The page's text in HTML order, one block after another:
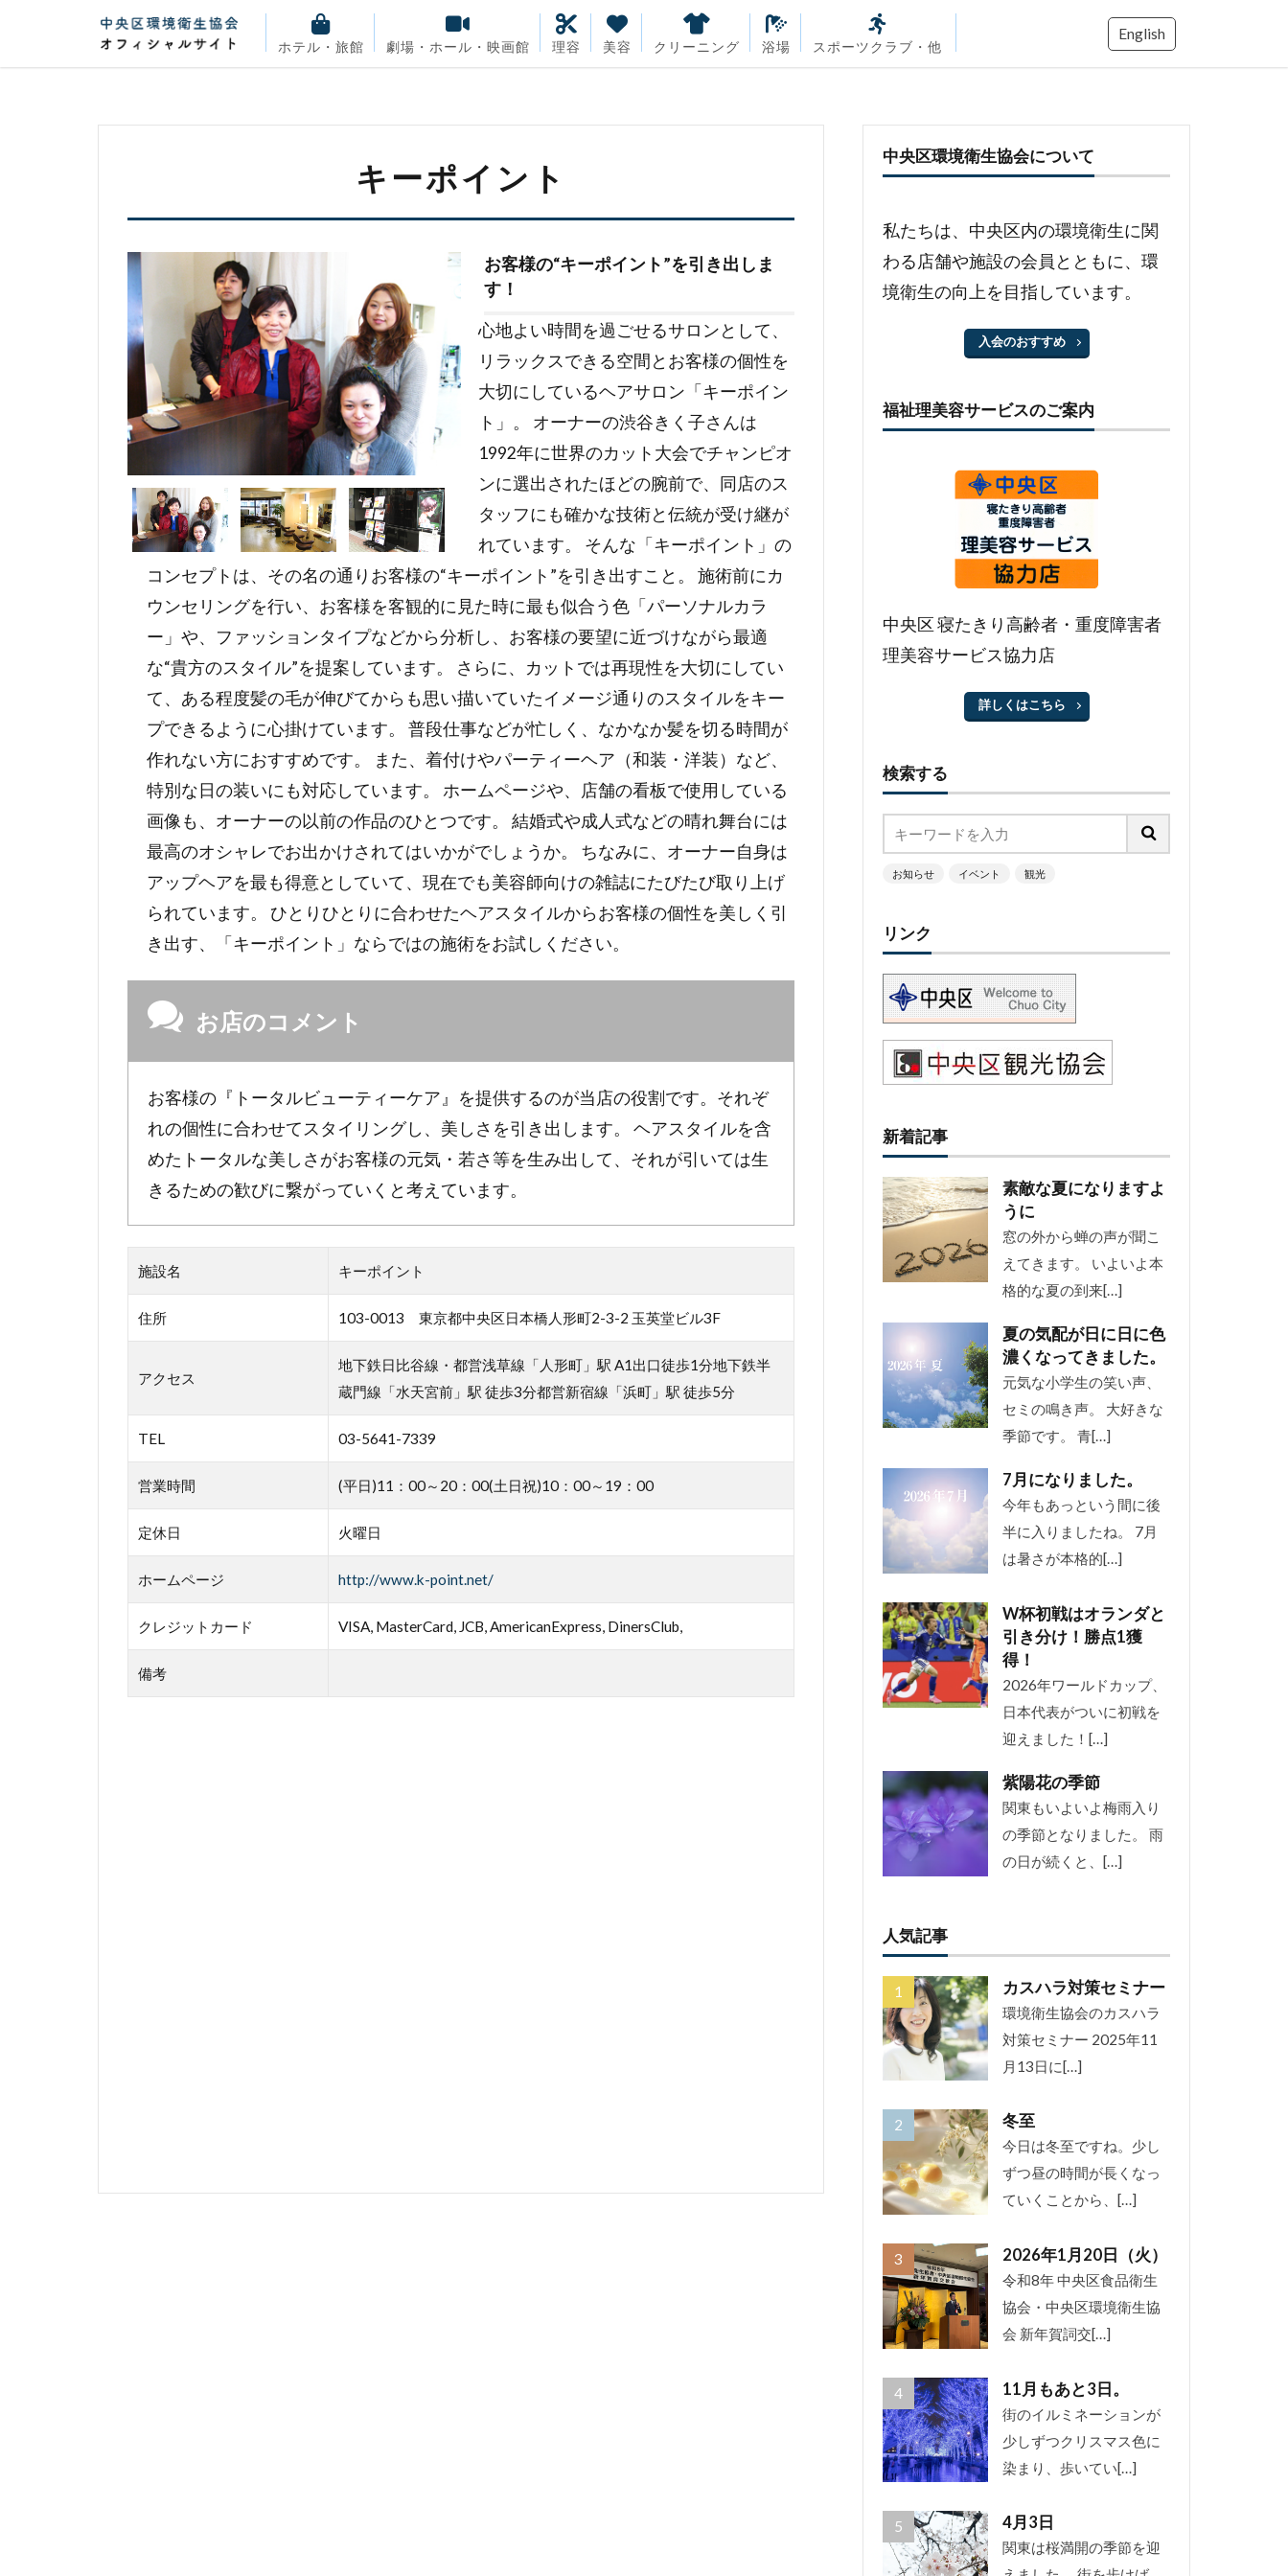
ホテル・旅館 劇場・ホール・映画館 理容 美容 クリーニング 浴場 スポーツクラブ・他
English
キーポイント
お客様の“キーポイント”を引き出しま
す！
心地よい時間を過ごせるサロンとして、
リラックスできる空間とお客様の個性を
大切にしているヘアサロン「キーポイン
ト」。 オーナーの渋谷きく子さんは
1992年に世界のカット大会でチャンピオ
ンに選出されたほどの腕前で、同店のス
タッフにも確かな技術と伝統が受け継が
れています。 そんな「キーポイント」の
コンセプトは、その名の通りお客様の“キーポイント”を引き出すこと。 施術前にカ
ウンセリングを行い、お客様を客観的に見た時に最も似合う色「パーソナルカラ
ー」や、ファッションタイプなどから分析し、お客様の要望に近づけながら最適
な“貴方のスタイル”を提案しています。 さらに、カットでは再現性を大切にしてい
て、ある程度髪の毛が伸びてからも思い描いていたイメージ通りのスタイルをキー
プできるように心掛けています。 普段仕事などが忙しく、なかなか髪を切る時間が
作れない方におすすめです。 また、着付けやパーティーヘア（和装・洋装）など、
特別な日の装いにも対応しています。 ホームページや、店舗の看板で使用している
画像も、オーナーの以前の作品のひとつです。 結婚式や成人式などの晴れ舞台には
最高のオシャレでお出かけされてはいかがでしょうか。 ちなみに、オーナー自身は
アップヘアを最も得意としていて、現在でも美容師向けの雑誌にたびたび取り上げ
られています。 ひとりひとりに合わせたヘアスタイルからお客様の個性を美しく引
き出す、「キーポイント」ならではの施術をお試しください。
お店のコメント
お客様の『トータルビューティーケア』を提供するのが当店の役割です。それぞ
れの個性に合わせてスタイリングし、美しさを引き出します。 ヘアスタイルを含
めたトータルな美しさがお客様の元気・若さ等を生み出して、それが引いては生
きるための歓びに繋がっていくと考えています。
施設名 キーポイント
住所 103-0013 東京都中央区日本橋人形町2-3-2 玉英堂ビル3F
アクセス
地下鉄日比谷線・都営浅草線「人形町」駅 A1出口徒歩1分地下鉄半
蔵門線「水天宮前」駅 徒歩3分都営新宿線「浜町」駅 徒歩5分
TEL 03-5641-7339
営業時間 (平日)11：00～20：00(土日祝)10：00～19：00
定休日 火曜日
ホームページ http://www.k-point.net/
クレジットカード VISA, MasterCard, JCB, AmericanExpress, DinersClub,
備考
中央区環境衛生協会について
私たちは、中央区内の環境衛生に関
わる店舗や施設の会員とともに、環
境衛生の向上を目指しています。
入会のおすすめ
福祉理美容サービスのご案内
中央区 寝たきり高齢者・重度障害者
理美容サービス協力店
詳しくはこちら
検索する
お知らせ イベント 観光
リンク
新着記事
素敵な夏になりますよ
うに
窓の外から蝉の声が聞こ
えてきます。 いよいよ本
格的な夏の到来[…]
夏の気配が日に日に色
濃くなってきました。
元気な小学生の笑い声、
セミの鳴き声。 大好きな
季節です。 青[…]
7月になりました。
今年もあっという間に後
半に入りましたね。 7月
は暑さが本格的[…]
W杯初戦はオランダと
引き分け！勝点1獲
得！
2026年ワールドカップ、
日本代表がついに初戦を
迎えました！[…]
紫陽花の季節
関東もいよいよ梅雨入り
の季節となりました。 雨
の日が続くと、[…]
人気記事
カスハラ対策セミナー
環境衛生協会のカスハラ
対策セミナー 2025年11
月13日に[…]
冬至
今日は冬至ですね。少し
ずつ昼の時間が長くなっ
ていくことから、[…]
2026年1月20日（火）
令和8年 中央区食品衛生
協会・中央区環境衛生協
会 新年賀詞交[…]
11月もあと3日。
街のイルミネーションが
少しずつクリスマス色に
染まり、歩いてい[…]
4月3日
関東は桜満開の季節を迎